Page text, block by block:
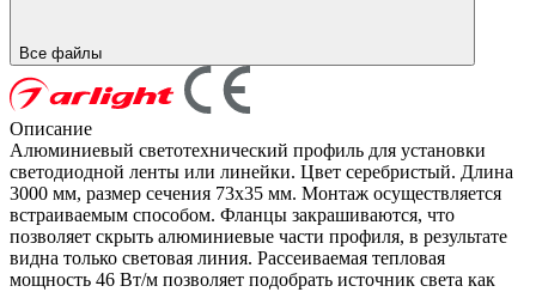
Все файлы
Описание
Алюминиевый светотехнический профиль для установки
светодиодной ленты или линейки. Цвет серебристый. Длина
3000 мм, размер сечения 73х35 мм. Монтаж осуществляется
встраиваемым способом. Фланцы закрашиваются, что
позволяет скрыть алюминиевые части профиля, в результате
видна только световая линия. Рассеиваемая тепловая
мощность 46 Вт/м позволяет подобрать источник света как